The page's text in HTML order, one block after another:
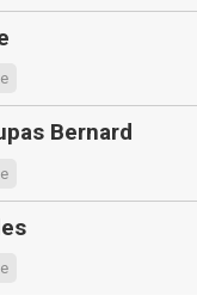
Bernard